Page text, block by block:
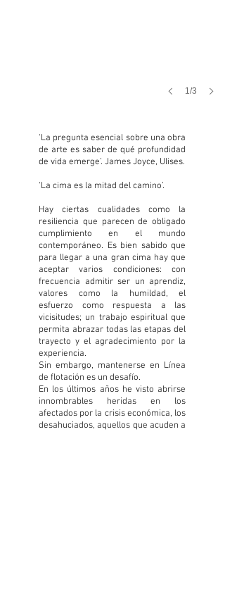
1/3
‘La pregunta esencial sobre una obra
de arte es saber de qué profundidad
de vida emerge’. James Joyce, Ulises.
‘La cima es la mitad del camino’.
Hay ciertas cualidades como la
resiliencia que parecen de obligado
cumplimiento en el mundo
contemporáneo. Es bien sabido que
para llegar a una gran cima hay que
aceptar varios condiciones: con
frecuencia admitir ser un aprendiz,
valores como la humildad, el
esfuerzo como respuesta a las
vicisitudes; un trabajo espiritual que
permita abrazar todas las etapas del
trayecto y el agradecimiento por la
experiencia.
Sin embargo, mantenerse en Línea
de flotación es un desafío.
En los últimos años he visto abrirse
innombrables heridas en los
afectados por la crisis económica, los
desahuciados, aquellos que acuden a